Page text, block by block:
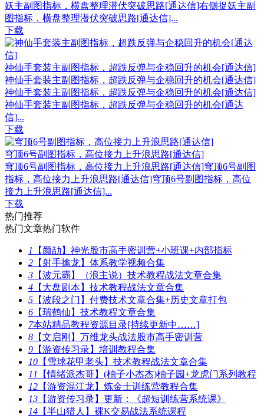
妖主副图指标，横盘整理潜伏突破思路[通达信]右侧捉妖主副
图指标，横盘整理潜伏突破思路[通达信]...
下载
神仙手套装主副图指标，超跌反弹与企稳回升的机会[通达信]
神仙手套装主副图指标，超跌反弹与企稳回升的机会[通达信]
神仙手套装主副图指标，超跌反弹与企稳回升的机会[通达信]
神仙手套装主副图指标，超跌反弹与企稳回升的机会[通达
信]...
下载
穹顶6号副图指标，高位接力上升浪思路[通达信]
穹顶6号副图指标，高位接力上升浪思路[通达信]穹顶6号副图
指标，高位接力上升浪思路[通达信]穹顶6号副图指标，高位
接力上升浪思路[通达信]...
下载
热门推荐
热门文章热门软件
1
【颜劼】神光股市高手密训营+小班课+内部指标
2 【射手擒龙】体系教学视频合集
3 【波元霸】（浪主说）技术教程战法文章合集
4 【大盘剧本】技术教程战法文章合集
5 【波段之门】付费技术文章合集+历史文章打包
6 【瑞鹤仙】技术教程文章合集
7本站精品教程资源目录[持续更新中……]
8 【文启刚】万维龙头战法股市高手密训营
9 【游资传习录】培训教程合集
10 【雪球花甲老头】技术教程战法文章合集
11
【情绪派杰哥】(柚子小杰杰)柚子园+龙虎门系列教程
12 【游资混江龙】炼金士训练营教程合集
13 【游资传习录】更新：《超短训练营系统课》
14 【半山猎人】裸K交易战法系统课程